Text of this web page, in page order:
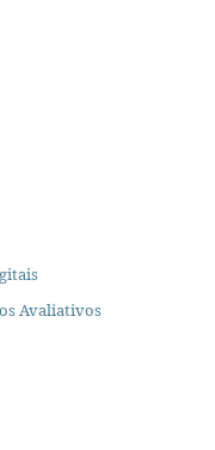
Avaliativos